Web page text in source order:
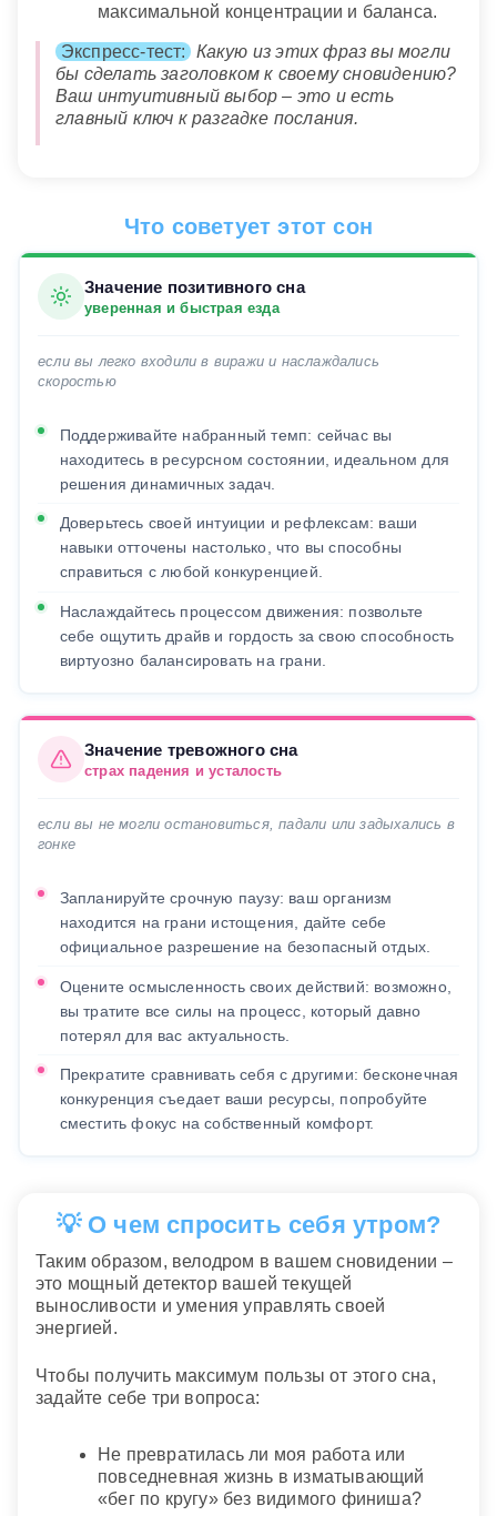
максимальной концентрации и баланса.
Экспресс-тест:
Какую из этих фраз вы могли
бы сделать заголовком к своему сновидению?
Ваш интуитивный выбор – это и есть
главный ключ к разгадке послания.
Что советует этот сон
Значение позитивного сна
уверенная и быстрая езда
если вы легко входили в виражи и наслаждались
скоростью
Поддерживайте набранный темп: сейчас вы
находитесь в ресурсном состоянии, идеальном для
решения динамичных задач.
Доверьтесь своей интуиции и рефлексам: ваши
навыки отточены настолько, что вы способны
справиться с любой конкуренцией.
Наслаждайтесь процессом движения: позвольте
себе ощутить драйв и гордость за свою способность
виртуозно балансировать на грани.
Значение тревожного сна
страх падения и усталость
если вы не могли остановиться, падали или задыхались в
гонке
Запланируйте срочную паузу: ваш организм
находится на грани истощения, дайте себе
официальное разрешение на безопасный отдых.
Оцените осмысленность своих действий: возможно,
вы тратите все силы на процесс, который давно
потерял для вас актуальность.
Прекратите сравнивать себя с другими: бесконечная
конкуренция съедает ваши ресурсы, попробуйте
сместить фокус на собственный комфорт.
💡 О чем спросить себя утром?
Таким образом, велодром в вашем сновидении –
это мощный детектор вашей текущей
выносливости и умения управлять своей
энергией.
Чтобы получить максимум пользы от этого сна,
задайте себе три вопроса:
Не превратилась ли моя работа или
повседневная жизнь в изматывающий
«бег по кругу» без видимого финиша?